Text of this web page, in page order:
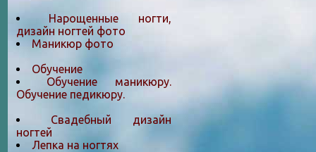
Нарощенные ногти,
дизайн ногтей фото
Маникюр фото
Обучение
Обучение маникюру.
Обучение педикюру.
Свадебный дизайн
ногтей
Лепка на ногтяx